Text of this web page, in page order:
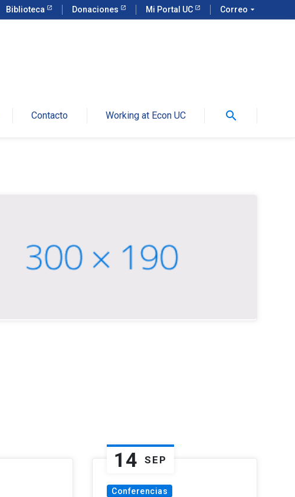
Biblioteca Donaciones Mi Portal UC Correo arrow_drop_down
Contacto Working at Econ UC search
14 SEP
Conferencias